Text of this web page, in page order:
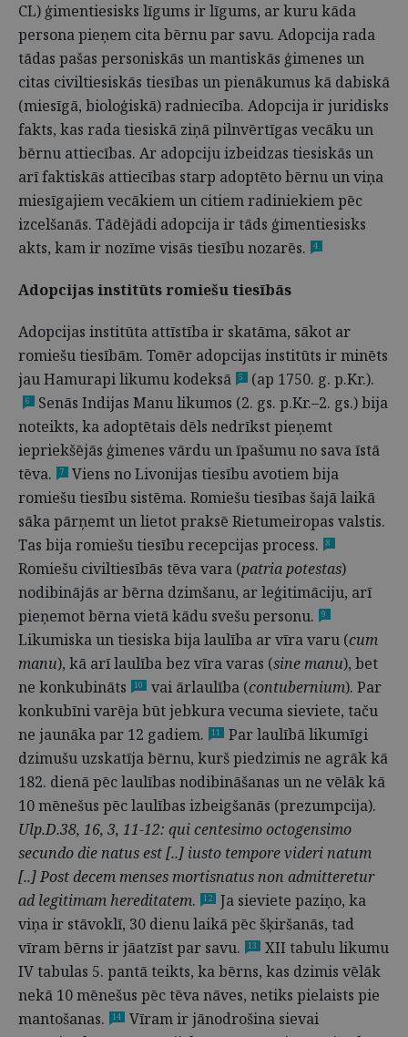
CL) ģimentiesisks līgums ir līgums, ar kuru kāda
persona pieņem cita bērnu par savu. Adopcija rada
tādas pašas personiskās un mantiskās ģimenes un
citas civiltiesiskās tiesības un pienākumus kā dabiskā
(miesīgā, bioloģiskā) radniecība. Adopcija ir juridisks
fakts, kas rada tiesiskā ziņā pilnvērtīgas vecāku un
bērnu attiecības. Ar adopciju izbeidzas tiesiskās un
arī faktiskās attiecības starp adoptēto bērnu un viņa
miesīgajiem vecākiem un citiem radiniekiem pēc
izcelšanās. Tādējādi adopcija ir tāds ģimentiesisks
akts, kam ir nozīme visās tiesību nozarēs.
4
Adopcijas institūts romiešu tiesībās
Adopcijas institūta attīstība ir skatāma, sākot ar
romiešu tiesībām. Tomēr adopcijas institūts ir minēts
jau Hamurapi likumu kodeksā
5 (ap 1750. g. p.Kr.).
6
Senās Indijas Manu likumos (2. gs. p.Kr.–2. gs.) bija
noteikts, ka adoptētais dēls nedrīkst pieņemt
iepriekšējās ģimenes vārdu un īpašumu no sava īstā
tēva.
7
Viens no Livonijas tiesību avotiem bija
romiešu tiesību sistēma. Romiešu tiesības šajā laikā
sāka pārņemt un lietot praksē Rietumeiropas valstis.
Tas bija romiešu tiesību recepcijas process.
8
Romiešu civiltiesībās tēva vara (patria potestas)
nodibinājās ar bērna dzimšanu, ar leģitimāciju, arī
pieņemot bērna vietā kādu svešu personu.
9
Likumiska un tiesiska bija laulība ar vīra varu (cum
manu), kā arī laulība bez vīra varas (sine manu), bet
ne konkubināts
10 vai ārlaulība (contubernium). Par
konkubīni varēja būt jebkura vecuma sieviete, taču
ne jaunāka par 12 gadiem.
11
Par laulībā likumīgi
dzimušu uzskatīja bērnu, kurš piedzimis ne agrāk kā
182. dienā pēc laulības nodibināšanas un ne vēlāk kā
10 mēnešus pēc laulības izbeigšanās (prezumpcija).
Ulp.D.38, 16, 3, 11-12: qui centesimo octogensimo
secundo die natus est [..] iusto tempore videri natum
[..] Post decem menses mortisnatus non admitteretur
ad legitimam hereditatem. 12
Ja sieviete paziņo, ka
viņa ir stāvoklī, 30 dienu laikā pēc šķiršanās, tad
vīram bērns ir jāatzīst par savu.
13
XII tabulu likumu
IV tabulas 5. pantā teikts, ka bērns, kas dzimis vēlāk
nekā 10 mēnešus pēc tēva nāves, netiks pielaists pie
mantošanas.
14
Vīram ir jānodrošina sievai